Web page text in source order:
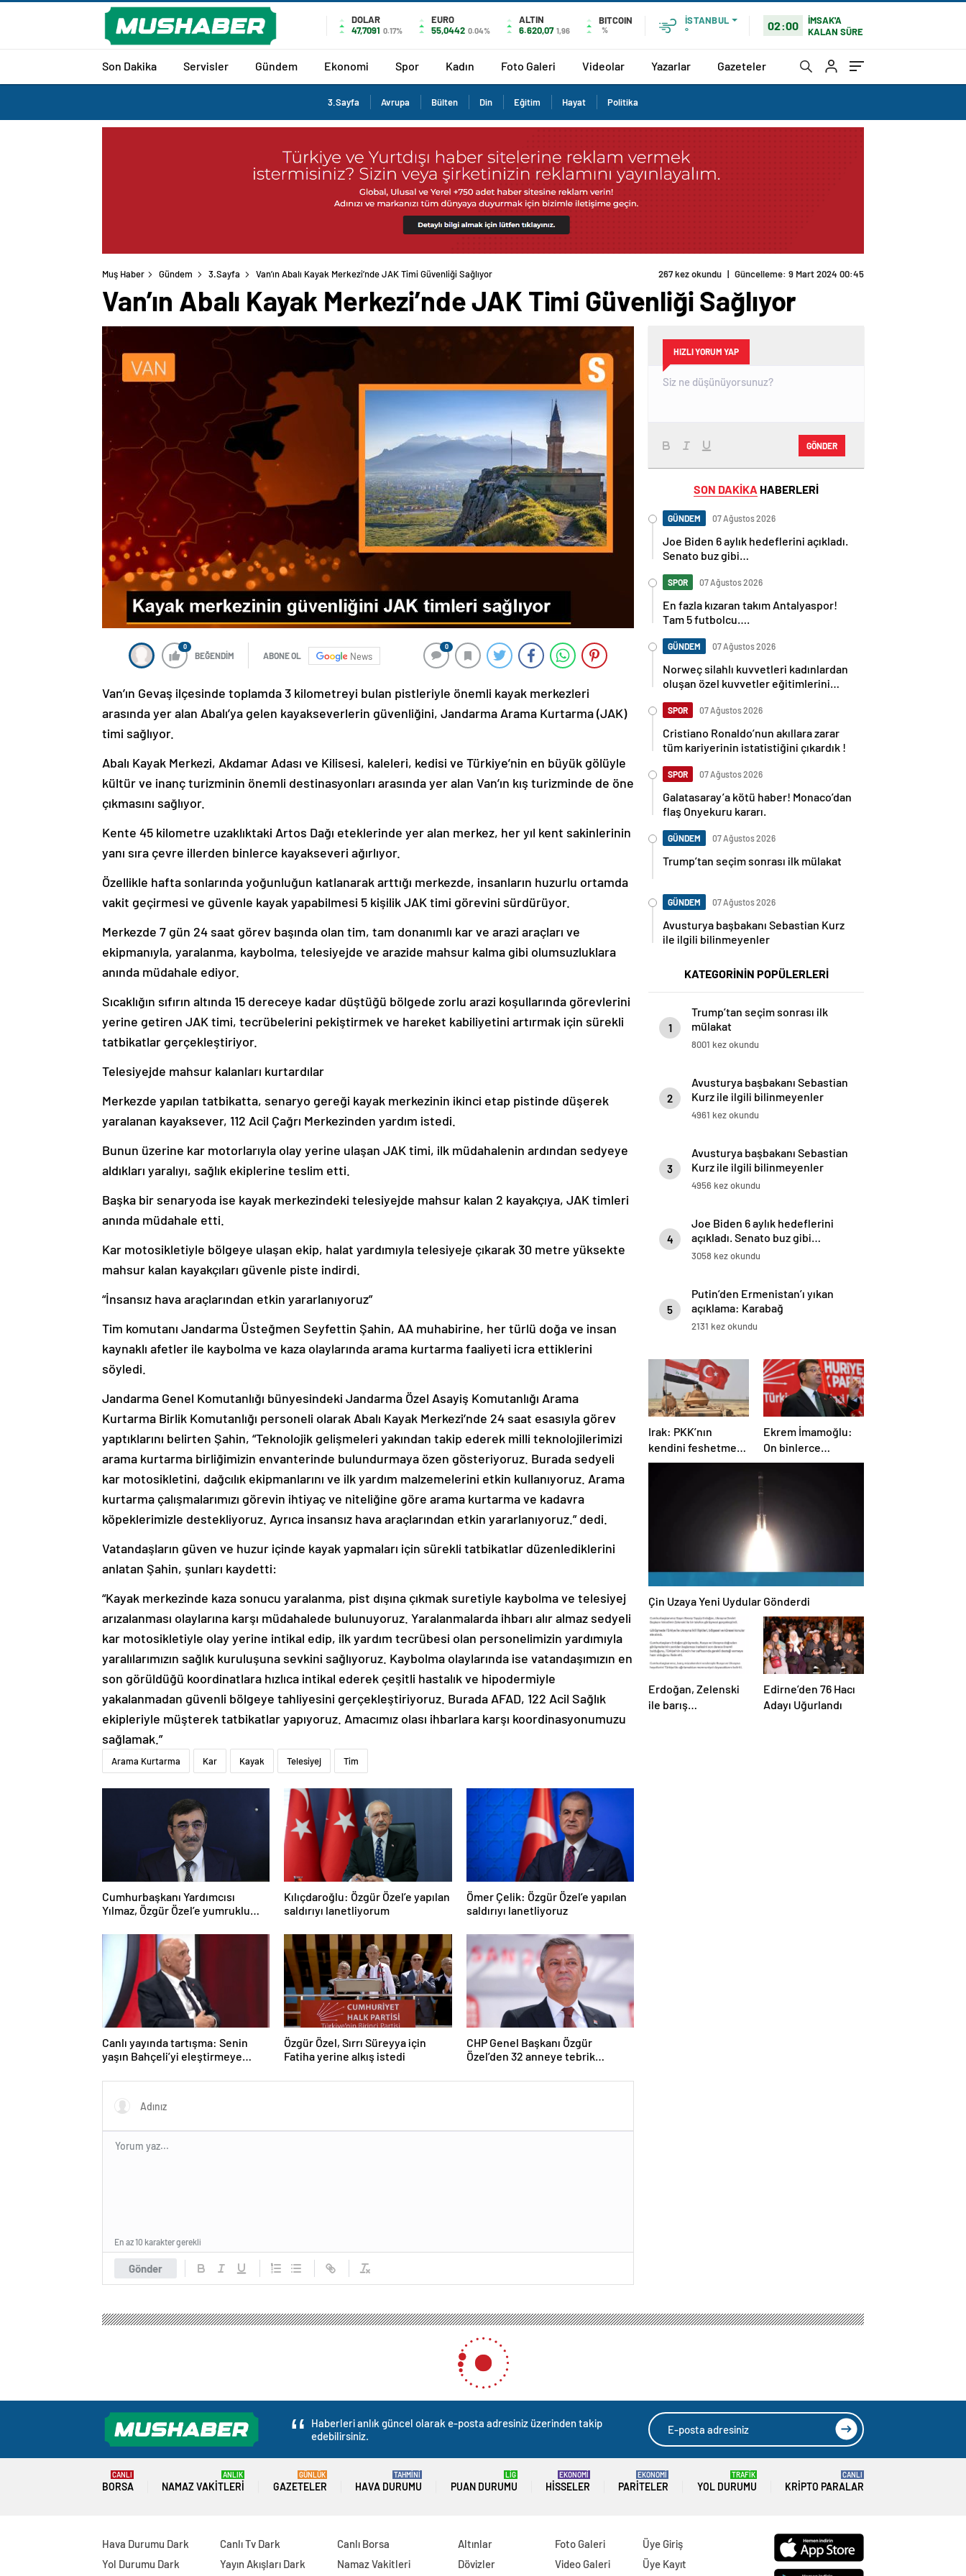
DOLAR
47,7091 0.17%
EURO
55,0442 0.04%
ALTIN
6.620,07 1,96
BITCOIN
%
İSTANBUL
°
02:00
İMSAK'A
KALAN SÜRE
Son Dakika Servisler Gündem Ekonomi Spor Kadın Foto Galeri Videolar Yazarlar Gazeteler
3.Sayfa Avrupa Bülten Din Eğitim Hayat Politika
Muş Haber Gündem 3.Sayfa Van’ın Abalı Kayak Merkezi’nde JAK Timi Güvenliği Sağlıyor 267 kez okundu | Güncelleme: 9 Mart 2024 00:45
Van’ın Abalı Kayak Merkezi’nde JAK Timi Güvenliği Sağlıyor
0
BEĞENDİM ABONE OL News
0
Van’ın Gevaş ilçesinde toplamda 3 kilometreyi bulan pistleriyle önemli kayak merkezleri
arasında yer alan Abalı’ya gelen kayakseverlerin güvenliğini, Jandarma Arama Kurtarma (JAK)
timi sağlıyor.
Abalı Kayak Merkezi, Akdamar Adası ve Kilisesi, kaleleri, kedisi ve Türkiye’nin en büyük gölüyle
kültür ve inanç turizminin önemli destinasyonları arasında yer alan Van’ın kış turizminde de öne
çıkmasını sağlıyor.
Kente 45 kilometre uzaklıktaki Artos Dağı eteklerinde yer alan merkez, her yıl kent sakinlerinin
yanı sıra çevre illerden binlerce kayakseveri ağırlıyor.
Özellikle hafta sonlarında yoğunluğun katlanarak arttığı merkezde, insanların huzurlu ortamda
vakit geçirmesi ve güvenle kayak yapabilmesi 5 kişilik JAK timi görevini sürdürüyor.
Merkezde 7 gün 24 saat görev başında olan tim, tam donanımlı kar ve arazi araçları ve
ekipmanıyla, yaralanma, kaybolma, telesiyejde ve arazide mahsur kalma gibi olumsuzluklara
anında müdahale ediyor.
Sıcaklığın sıfırın altında 15 dereceye kadar düştüğü bölgede zorlu arazi koşullarında görevlerini
yerine getiren JAK timi, tecrübelerini pekiştirmek ve hareket kabiliyetini artırmak için sürekli
tatbikatlar gerçekleştiriyor.
Telesiyejde mahsur kalanları kurtardılar
Merkezde yapılan tatbikatta, senaryo gereği kayak merkezinin ikinci etap pistinde düşerek
yaralanan kayaksever, 112 Acil Çağrı Merkezinden yardım istedi.
Bunun üzerine kar motorlarıyla olay yerine ulaşan JAK timi, ilk müdahalenin ardından sedyeye
aldıkları yaralıyı, sağlık ekiplerine teslim etti.
Başka bir senaryoda ise kayak merkezindeki telesiyejde mahsur kalan 2 kayakçıya, JAK timleri
anında müdahale etti.
Kar motosikletiyle bölgeye ulaşan ekip, halat yardımıyla telesiyeje çıkarak 30 metre yüksekte
mahsur kalan kayakçıları güvenle piste indirdi.
“İnsansız hava araçlarından etkin yararlanıyoruz”
Tim komutanı Jandarma Üsteğmen Seyfettin Şahin, AA muhabirine, her türlü doğa ve insan
kaynaklı afetler ile kaybolma ve kaza olaylarında arama kurtarma faaliyeti icra ettiklerini
söyledi.
Jandarma Genel Komutanlığı bünyesindeki Jandarma Özel Asayiş Komutanlığı Arama
Kurtarma Birlik Komutanlığı personeli olarak Abalı Kayak Merkezi’nde 24 saat esasıyla görev
yaptıklarını belirten Şahin, “Teknolojik gelişmeleri yakından takip ederek milli teknolojilerimizi
arama kurtarma birliğimizin envanterinde bulundurmaya özen gösteriyoruz. Burada sedyeli
kar motosikletini, dağcılık ekipmanlarını ve ilk yardım malzemelerini etkin kullanıyoruz. Arama
kurtarma çalışmalarımızı görevin ihtiyaç ve niteliğine göre arama kurtarma ve kadavra
köpeklerimizle destekliyoruz. Ayrıca insansız hava araçlarından etkin yararlanıyoruz.” dedi.
Vatandaşların güven ve huzur içinde kayak yapmaları için sürekli tatbikatlar düzenlediklerini
anlatan Şahin, şunları kaydetti:
“Kayak merkezinde kaza sonucu yaralanma, pist dışına çıkmak suretiyle kaybolma ve telesiyej
arızalanması olaylarına karşı müdahalede bulunuyoruz. Yaralanmalarda ihbarı alır almaz sedyeli
kar motosikletiyle olay yerine intikal edip, ilk yardım tecrübesi olan personelimizin yardımıyla
yaralılarımızın sağlık kuruluşuna sevkini sağlıyoruz. Kaybolma olaylarında ise vatandaşımızın en
son görüldüğü koordinatlara hızlıca intikal ederek çeşitli hastalık ve hipodermiyle
yakalanmadan güvenli bölgeye tahliyesini gerçekleştiriyoruz. Burada AFAD, 122 Acil Sağlık
ekipleriyle müşterek tatbikatlar yapıyoruz. Amacımız olası ihbarlara karşı koordinasyonumuzu
sağlamak.”
Arama Kurtarma Kar Kayak Telesiyej Tim
Cumhurbaşkanı Yardımcısı
Yılmaz, Özgür Özel’e yumruklu
Kılıçdaroğlu: Özgür Özel’e yapılan
saldırıyı lanetliyorum
Ömer Çelik: Özgür Özel’e yapılan
saldırıyı lanetliyoruz
Canlı yayında tartışma: Senin
yaşın Bahçeli’yi eleştirmeye
Özgür Özel, Sırrı Süreyya için
Fatiha yerine alkış istedi
CHP Genel Başkanı Özgür
Özel’den 32 anneye tebrik
Gönder
En az 10 karakter gerekli
HIZLI YORUM YAP
GÖNDER
SON DAKİKA HABERLERİ
GÜNDEM 07 Ağustos 2026
Joe Biden 6 aylık hedeflerini açıkladı.
Senato buz gibi…
SPOR 07 Ağustos 2026
En fazla kızaran takım Antalyaspor!
Tam 5 futbolcu….
GÜNDEM 07 Ağustos 2026
Norweç silahlı kuvvetleri kadınlardan
oluşan özel kuvvetler eğitimlerini
SPOR 07 Ağustos 2026
Cristiano Ronaldo’nun akıllara zarar
tüm kariyerinin istatistiğini çıkardık !
SPOR 07 Ağustos 2026
Galatasaray’a kötü haber! Monaco’dan
flaş Onyekuru kararı.
GÜNDEM 07 Ağustos 2026
Trump’tan seçim sonrası ilk mülakat
GÜNDEM 07 Ağustos 2026
Avusturya başbakanı Sebastian Kurz
ile ilgili bilinmeyenler
KATEGORİNİN POPÜLERLERİ
1
Trump’tan seçim sonrası ilk
mülakat
8001 kez okundu
2
Avusturya başbakanı Sebastian
Kurz ile ilgili bilinmeyenler
4961 kez okundu
3
Avusturya başbakanı Sebastian
Kurz ile ilgili bilinmeyenler
4956 kez okundu
4
Joe Biden 6 aylık hedeflerini
açıkladı. Senato buz gibi…
3058 kez okundu
5
Putin’den Ermenistan’ı yıkan
açıklama: Karabağ
Azerbaycan’ın ayrılmaz bir
2131 kez okundu
Irak: PKK’nın
kendini feshetme
kararını
Ekrem İmamoğlu:
On binlerce
vatandaşımızın
kapanmasına çok
sevindim
Çin Uzaya Yeni Uydular Gönderdi
Erdoğan, Zelenski
ile barış
Edirne’den 76 Hacı
Adayı Uğurlandı
Haberleri anlık güncel olarak e-posta adresiniz üzerinden takip
edebilirsiniz.
BORSA
CANLI
NAMAZ VAKITLERI
ANLIK
GAZETELER
GÜNLÜK
HAVA DURUMU
TAHMİNİ
PUAN DURUMU
LİG
HISSELER
EKONOMİ
PARITELER
EKONOMİ
YOL DURUMU
TRAFİK
KRIPTO PARALAR
CANLI
Hava Durumu Dark
Yol Durumu Dark
Canlı Tv Dark
Yayın Akışları Dark
Canlı Borsa
Namaz Vakitleri
Altınlar
Dövizler
Foto Galeri
Video Galeri
Üye Giriş
Üye Kayıt